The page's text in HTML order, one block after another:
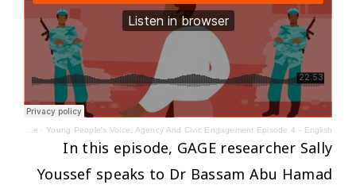
GAGE Programme ·Young People's Voice, Agency And Civic Engagement Episode 4 - English
In this episode, GAGE researcher Sally
Youssef speaks to Dr Bassam Abu Hamad